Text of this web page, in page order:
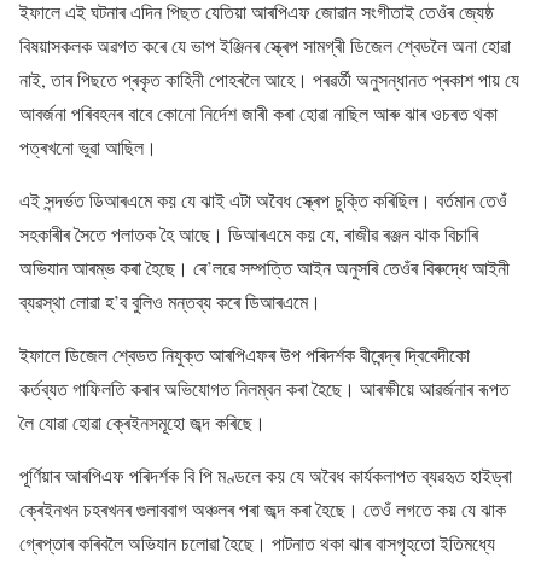
ইফালে এই ঘটনাৰ এদিন পিছত যেতিয়া আৰপিএফ জোৱান সংগীতাই তেওঁৰ জ্যেষ্ঠ
বিষয়াসকলক অৱগত কৰে যে ভাপ ইঞ্জিনৰ স্ক্ৰেপ সামগ্ৰী ডিজেল শ্বেডলৈ অনা হোৱা
নাই, তাৰ পিছতে প্ৰকৃত কাহিনী পোহৰলৈ আহে। পৰৱৰ্তী অনুসন্ধানত প্ৰকাশ পায় যে
আবৰ্জনা পৰিবহনৰ বাবে কোনো নিৰ্দেশ জাৰী কৰা হোৱা নাছিল আৰু ঝাৰ ওচৰত থকা
পত্ৰখনো ভুৱা আছিল।
এই সন্দৰ্ভত ডিআৰএমে কয় যে ঝাই এটা অবৈধ স্ক্ৰেপ চুক্তি কৰিছিল। বৰ্তমান তেওঁ
সহকাৰীৰ সৈতে পলাতক হৈ আছে। ডিআৰএমে কয় যে, ৰাজীৱ ৰঞ্জন ঝাক বিচাৰি
অভিযান আৰম্ভ কৰা হৈছে। ৰে’লৱে সম্পত্তি আইন অনুসৰি তেওঁৰ বিৰুদ্ধে আইনী
ব্যৱস্থা লোৱা হ’ব বুলিও মন্তব্য কৰে ডিআৰএমে।
ইফালে ডিজেল শ্বেডত নিযুক্ত আৰপিএফৰ উপ পৰিদৰ্শক বীৰেন্দ্ৰ দ্বিবেদীকো
কৰ্তব্যত গাফিলতি কৰাৰ অভিযোগত নিলম্বন কৰা হৈছে। আৰক্ষীয়ে আৱৰ্জনাৰ ৰূপত
লৈ যোৱা হোৱা ক্ৰেইনসমূহো জব্দ কৰিছে।
পূৰ্ণিয়াৰ আৰপিএফ পৰিদৰ্শক বি পি মণ্ডলে কয় যে অবৈধ কাৰ্যকলাপত ব্যৱহৃত হাইড্ৰা
ক্ৰেইনখন চহৰখনৰ গুলাববাগ অঞ্চলৰ পৰা জব্দ কৰা হৈছে। তেওঁ লগতে কয় যে ঝাক
গ্ৰেপ্তাৰ কৰিবলৈ অভিযান চলোৱা হৈছে। পাটনাত থকা ঝাৰ বাসগৃহতো ইতিমধ্যে